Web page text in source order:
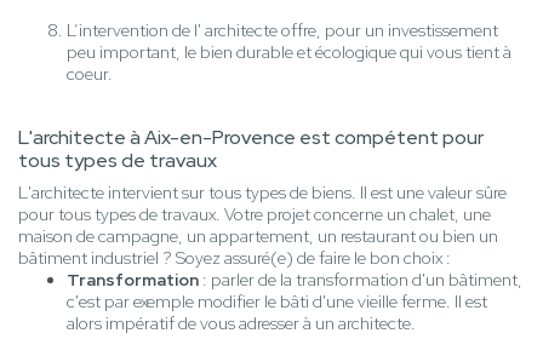
L’intervention de l' architecte offre, pour un investissement
peu important, le bien durable et écologique qui vous tient à
coeur.
L'architecte à Aix-en-Provence est compétent pour
tous types de travaux
L'architecte intervient sur tous types de biens. Il est une valeur sûre
pour tous types de travaux. Votre projet concerne un chalet, une
maison de campagne, un appartement, un restaurant ou bien un
bâtiment industriel ? Soyez assuré(e) de faire le bon choix :
Transformation : parler de la transformation d'un bâtiment,
c'est par exemple modifier le bâti d'une vieille ferme. Il est
alors impératif de vous adresser à un architecte.